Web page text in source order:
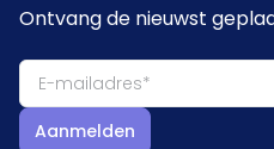
Ontvang de nieuwst
Aanmelden